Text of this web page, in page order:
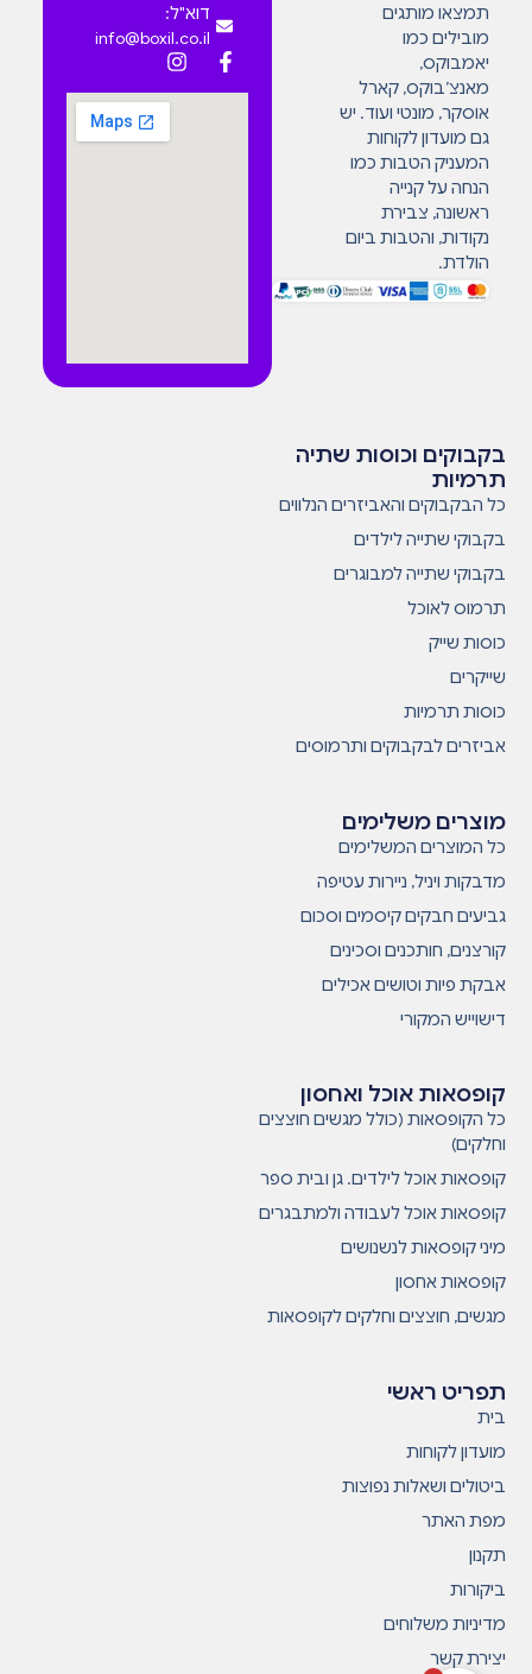
תמצאו מותגים
מובילים כמו
יאמבוקס,
מאנצ’בוקס, קארל
אוסקר, מונטי ועוד. יש
גם מועדון לקוחות
המעניק הטבות כמו
הנחה על קנייה
ראשונה, צבירת
נקודות, והטבות ביום
הולדת.
דוא"ל:
info@boxil.co.il
תפריט ראשי
בית
מועדון לקוחות
ביטולים ושאלות נפוצות
מפת האתר
תקנון
ביקורות
מדיניות משלוחים
יצירת קשר
קופסאות אוכל ואחסון
כל הקופסאות (כולל מגשים חוצצים
וחלקים)
קופסאות אוכל לילדים. גן ובית ספר
קופסאות אוכל לעבודה ולמתבגרים
מיני קופסאות לנשנושים
קופסאות אחסון
מגשים, חוצצים וחלקים לקופסאות
מוצרים משלימים
כל המוצרים המשלימים
מדבקות ויניל, ניירות עטיפה
גביעים חבקים קיסמים וסכום
קורצנים, חותכנים וסכינים
אבקת פיות וטושים אכילים
דישוייש המקורי
בקבוקים וכוסות שתיה
תרמיות
כל הבקבוקים והאביזרים הנלווים
בקבוקי שתייה לילדים
בקבוקי שתייה למבוגרים
תרמוס לאוכל
כוסות שייק
שייקרים
כוסות תרמיות
אביזרים לבקבוקים ותרמוסים